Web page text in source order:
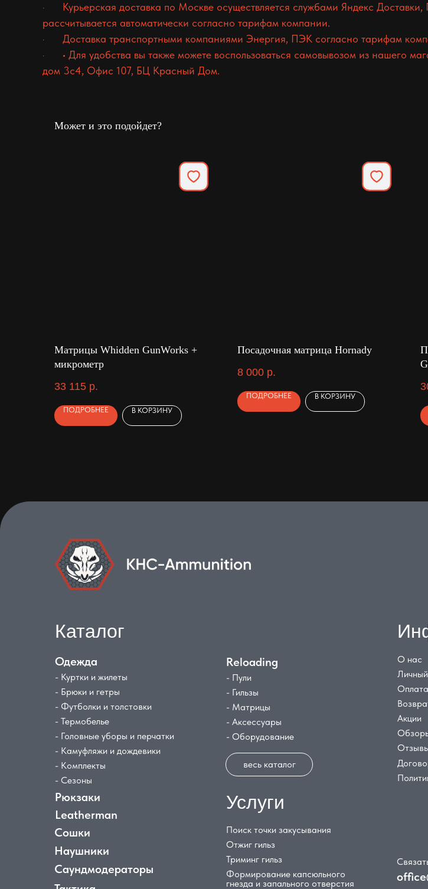
· Курьерская доставка по Москве осуществляется службами Яндекс
рассчитывается автоматически согласно тарифам компании.
· Доставка транспортными компаниями Энергия, ПЭК согласно тарифам
· • Для удобства вы также можете воспользоваться самовывозом из нашего
дом 3с4, Офис 107, БЦ Красный Дом.
Может и это подойдет?
Матрицы Whidden GunWorks +
микрометр
33 115 р.
ПОДРОБНЕЕ В КОРЗИНУ
Посадочная матрица Hornady
8 000 р.
ПОДРОБНЕЕ В КОРЗИНУ
Каталог
Одежда
- Куртки и жилеты
- Брюки и гетры
- Футболки и толстовки
- Термобелье
- Головные уборы и перчатки
- Камуфляжи и дождевики
- Комплекты
- Сезоны
Рюкзаки
Leatherman
Сошки
Наушники
Саундмодераторы
О нас
Акции
Reloading
- Пули
- Гильзы
- Матрицы
- Аксессуары
- Оборудование
Поиск точки закусывания
Услуги
Отжиг гильз
Триминг гильз
Формирование капсюльного
гнезда и запального отверстия
весь каталог